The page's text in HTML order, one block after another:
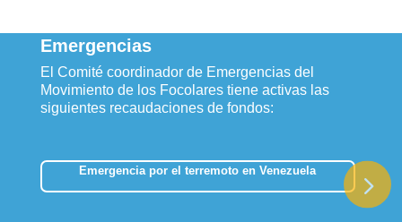
Emergencias
El Comité coordinador de Emergencias del
Movimiento de los Focolares tiene activas las
siguientes recaudaciones de fondos:
Emergencia por el terremoto en Venezuela